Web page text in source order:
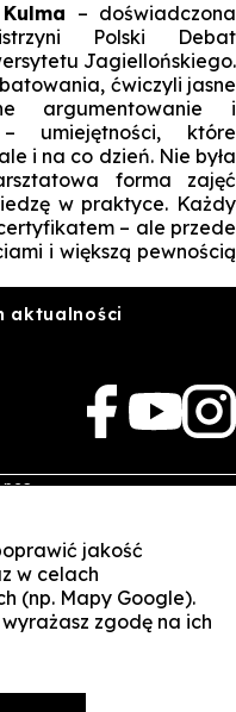
– doświadczona
Polski Debat
Jagiellońskiego.
ćwiczyli jasne
argumentowanie i
umiejętności, które
i na co dzień. Nie była
forma zajęć
w praktyce. Każdy
– ale przede
i większą pewnością
aktualności
nas
Multum
jakość
w celach
(np. Mapy Google).
zgodę na ich